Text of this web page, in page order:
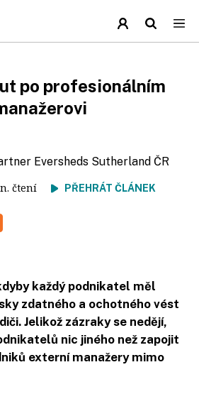
po profesionálním
Eversheds Sutherland ČR
čtení PŘEHRÁT ČLÁNEK
každý podnikatel měl
zdatného a ochotného vést
Jelikož zázraky se nedějí,
nic jiného než zapojit
externí manažery mimo